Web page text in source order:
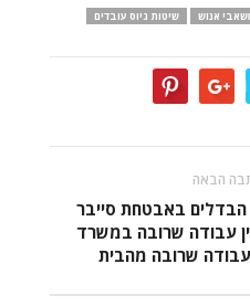
אנוש
שיטות גיוס עובדים
הבאה
3 הבדלים באבטחת סייבר
עבודה שרובה במשרד
שרובה מהבית